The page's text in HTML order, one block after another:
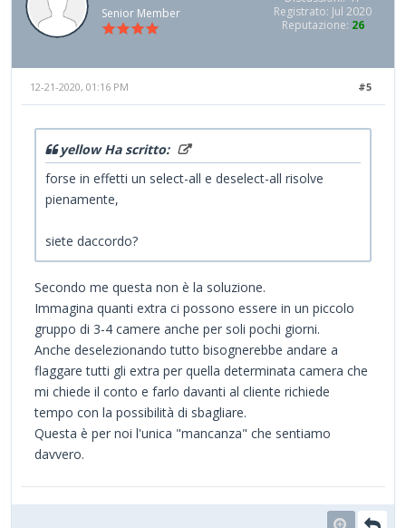
Senior Member
Registrato: Jul 2020
Reputazione: 26
#5
12-21-2020, 01:16 PM
yellow Ha scritto:
forse in effetti un select-all e deselect-all risolve
pienamente,
siete daccordo?
Secondo me questa non è la soluzione.
Immagina quanti extra ci possono essere in un piccolo
gruppo di 3-4 camere anche per soli pochi giorni.
Anche deselezionando tutto bisognerebbe andare a
flaggare tutti gli extra per quella determinata camera che
mi chiede il conto e farlo davanti al cliente richiede
tempo con la possibilità di sbagliare.
Questa è per noi l'unica "mancanza" che sentiamo
davvero.